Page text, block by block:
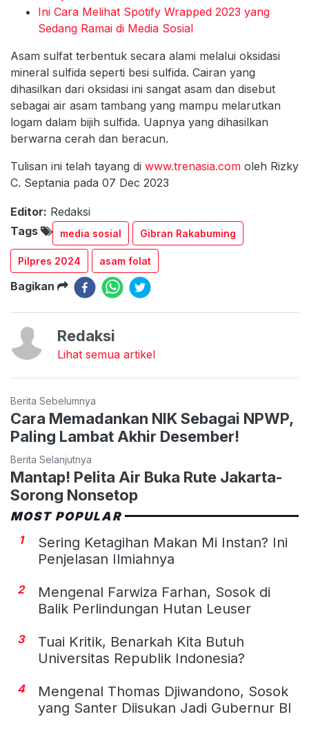
Ini Cara Melihat Spotify Wrapped 2023 yang
Sedang Ramai di Media Sosial
Asam sulfat terbentuk secara alami melalui oksidasi
mineral sulfida seperti besi sulfida. Cairan yang
dihasilkan dari oksidasi ini sangat asam dan disebut
sebagai air asam tambang yang mampu melarutkan
logam dalam bijih sulfida. Uapnya yang dihasilkan
berwarna cerah dan beracun.
Tulisan ini telah tayang di www.trenasia.com oleh Rizky
C. Septania pada 07 Dec 2023
Editor: Redaksi
Tags
media sosial Gibran Rakabuming
Pilpres 2024 asam folat
Bagikan
Redaksi
Lihat semua artikel
Berita Sebelumnya
Cara Memadankan NIK Sebagai NPWP,
Paling Lambat Akhir Desember!
Berita Selanjutnya
Mantap! Pelita Air Buka Rute Jakarta-
Sorong Nonsetop
MOST POPULAR
1
Sering Ketagihan Makan Mi Instan? Ini
Penjelasan Ilmiahnya
2
Mengenal Farwiza Farhan, Sosok di
Balik Perlindungan Hutan Leuser
3
Tuai Kritik, Benarkah Kita Butuh
Universitas Republik Indonesia?
4
Mengenal Thomas Djiwandono, Sosok
yang Santer Diisukan Jadi Gubernur BI